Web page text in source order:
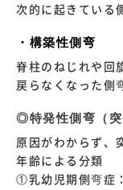
次的に起きている
・構築性側弯
脊柱のねじれや回
戻らなくなった側
◎特発性側弯（突
原因がわからず、
年齢による分類
①乳幼児期側弯症